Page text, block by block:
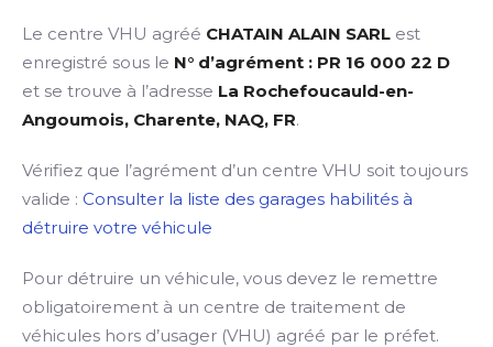
Le centre VHU agréé CHATAIN ALAIN SARL est
enregistré sous le N° d’agrément : PR 16 000 22 D
et se trouve à l’adresse La Rochefoucauld-en-
Angoumois, Charente, NAQ, FR.
Vérifiez que l’agrément d’un centre VHU soit toujours
valide : Consulter la liste des garages habilités à
détruire votre véhicule
Pour détruire un véhicule, vous devez le remettre
obligatoirement à un centre de traitement de
véhicules hors d’usager (VHU) agréé par le préfet.